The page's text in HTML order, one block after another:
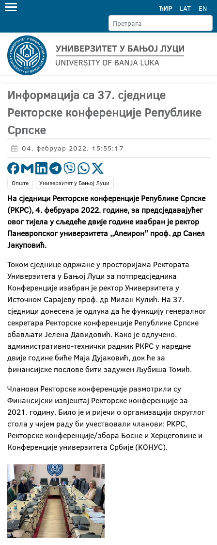
ЋИР LAT EN
Информација са 37. сједнице
Ректорске конференције Републике
Српске
04. фебруар 2022. 15:55:17
Опште Универзитет у Бањој Луци
На сједници Ректорске конференције Републике Српске
(РKРС), 4. фебруара 2022. године, за предсједавајућег
овог тијела у сљедеће двије године изабран је ректор
Паневропског универзитета ,,Апеиронˮ проф. др Санел
Јакуповић.
Током сједнице одржане у просторијама Ректората
Универзитета у Бањој Луци за потпредсједника
Конференције изабран је ректор Универзитета у
Источном Сарајеву проф. др Милан Кулић. На 37.
сједници донесена је одлука да ће функцију генералног
секретара Ректорске конференције Републике Српске
обављати Јелена Давидовић. Како је одлучено,
административно-технички радник РКРС у наредне
двије године биће Маја Дујаковић, док ће за
финансијске послове бити задужен Љубиша Томић.
Чланови Ректорске конференције размотрили су
Финансијски извјештај Ректорске конференције за
2021. годину. Било је и ријечи о организацији округлог
стола у чијем раду би учествовали чланови: РKРС,
Ректорске конференције/збора Босне и Херцеговине и
Конференције универзитета Србије (KОНУС).